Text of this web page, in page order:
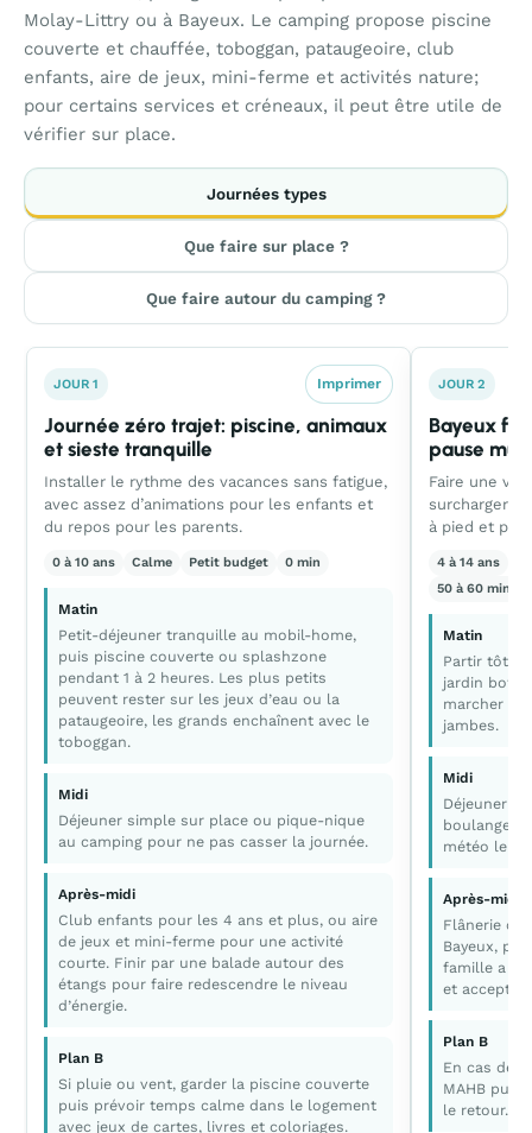
Molay-Littry ou à Bayeux. Le camping propose piscine
couverte et chauffée, toboggan, pataugeoire, club
enfants, aire de jeux, mini-ferme et activités nature;
pour certains services et créneaux, il peut être utile de
vérifier sur place.
Journées types
Que faire sur place ?
Que faire autour du camping ?
JOUR 1 Imprimer
Journée zéro trajet: piscine, animaux
et sieste tranquille
Installer le rythme des vacances sans fatigue,
avec assez d’animations pour les enfants et
du repos pour les parents.
0 à 10 ans Calme Petit budget 0 min
Matin
Petit-déjeuner tranquille au mobil-home,
puis piscine couverte ou splashzone
pendant 1 à 2 heures. Les plus petits
peuvent rester sur les jeux d’eau ou la
pataugeoire, les grands enchaînent avec le
toboggan.
Midi
Déjeuner simple sur place ou pique-nique
au camping pour ne pas casser la journée.
Après-midi
Club enfants pour les 4 ans et plus, ou aire
de jeux et mini-ferme pour une activité
courte. Finir par une balade autour des
étangs pour faire redescendre le niveau
d’énergie.
Plan B
Si pluie ou vent, garder la piscine couverte
puis prévoir temps calme dans le logement
avec jeux de cartes, livres et coloriages.
JOUR 2
Bayeux
pause
Faire une
surcharger
à pied et
4 à 14 ans
50 à 60 min
Matin
Partir tôt
jardin
marcher
jambes.
Midi
Déjeuner
météo le
Après-midi
Flânerie
Bayeux,
famille a
et accepter
Plan B
En cas de
MAHB puis
le retour.